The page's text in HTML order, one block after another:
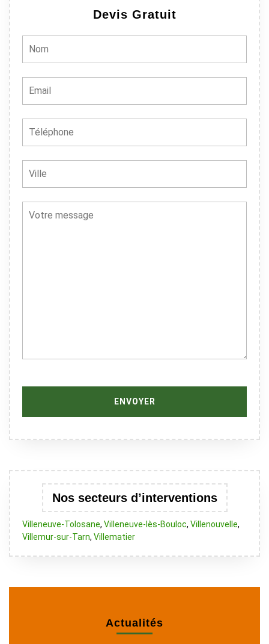
Devis Gratuit
Nos secteurs d’interventions
Villeneuve-Tolosane, Villeneuve-lès-Bouloc, Villenouvelle,
Villemur-sur-Tarn, Villematier
Actualités